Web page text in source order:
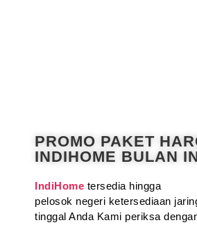
PROMO PAKET
INDIHOME BULAN
IndiHome tersedia hingga
pelosok negeri ketersediaan
tinggal Anda Kami periksa